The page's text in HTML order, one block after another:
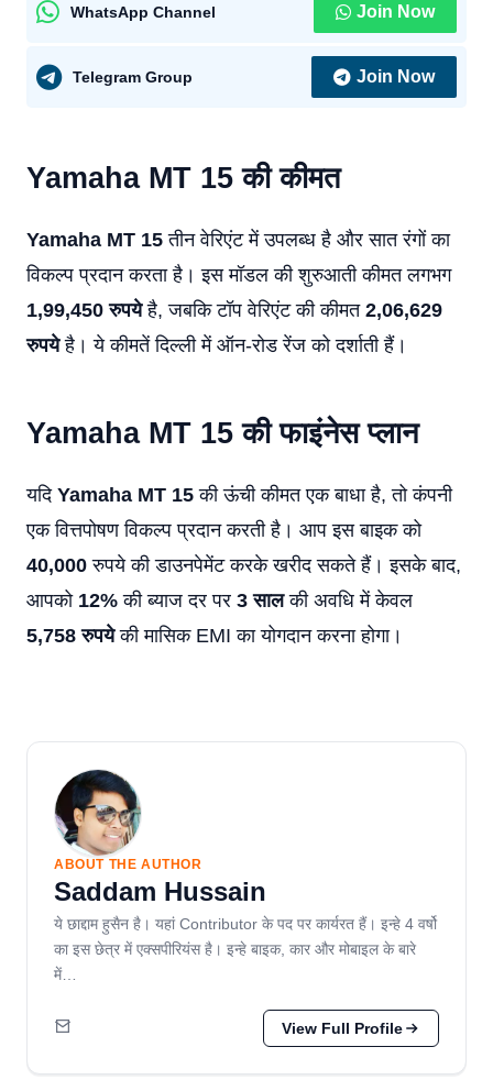
WhatsApp Channel Join Now
Telegram Group Join Now
Yamaha MT 15की कीमत
Yamaha MT 15 तीन वेरिएंट में उपलब्ध है और सात रंगों का
विकल्प प्रदान करता है। इस मॉडल की शुरुआती कीमत लगभग
1,99,450 रुपयेहै, जबकि टॉप वेरिएंट की कीमत 2,06,629
रुपयेहै। ये कीमतें दिल्ली में ऑन-रोड रेंज को दर्शाती हैं।
Yamaha MT 15की फाइंनेस प्लान
यदि Yamaha MT 15 की ऊंची कीमत एक बाधा है, तो कंपनी
एक वित्तपोषण विकल्प प्रदान करती है। आप इस बाइक को
40,000 रुपये की डाउनपेमेंट करके खरीद सकते हैं। इसके बाद,
आपको 12% की ब्याज दर पर 3 सालकी अवधि में केवल
5,758 रुपयेकी मासिक EMI का योगदान करना होगा।
ABOUT THE AUTHOR
Saddam Hussain
ये छाद्दाम हुसैन है। यहां Contributor के पद पर कार्यरत हैं। इन्हे 4 वर्षो
का इस छेत्र में एक्सपीरियंस है। इन्हे बाइक, कार और मोबाइल के बारे
में…
View Full Profile